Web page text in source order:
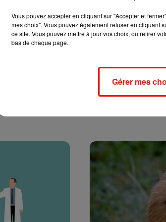
Vous pouvez accepter en cliquant sur "Accepter et
mes choix". Vous pouvez également refuser en cliquant
ce site. Vous pouvez mettre à jour vos choix, ou retirer
bas de chaque page.
Gérer mes